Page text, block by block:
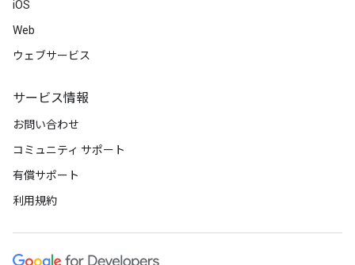
iOS
Web
ウェブサービス
サービス情報
お問い合わせ
コミュニティ サポート
有償サポート
利用規約